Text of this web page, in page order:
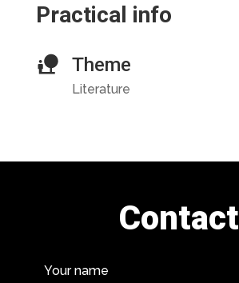
Practical info
Theme
Literature
Contact
Your name